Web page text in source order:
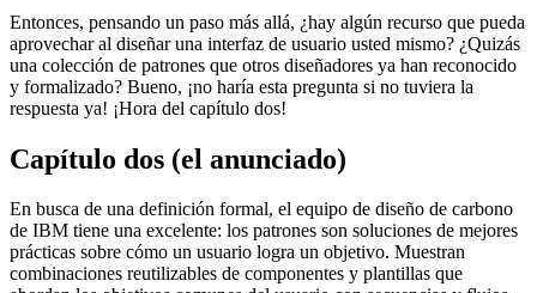
vistas modales con una acción de guardar, cancelar y / o
eliminar
secciones de elementos que contienen texto, por ejemplo,
listas con una acción de deslizar para cada elemento de la lista
Entonces, pensando un paso más allá, ¿hay algún recurso que pueda
una colección de patrones que otros diseñadores ya han reconocido
respuesta ya! ¡Hora del capítulo dos!
Capítulo dos (el anunciado)